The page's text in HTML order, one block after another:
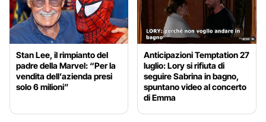
Stan Lee, il rimpianto del
padre della Marvel: “Per la
vendita dell’azienda presi
solo 6 milioni”
Anticipazioni Temptation 27
luglio: Lory si rifiuta di
seguire Sabrina in bagno,
spuntano video al concerto
di Emma